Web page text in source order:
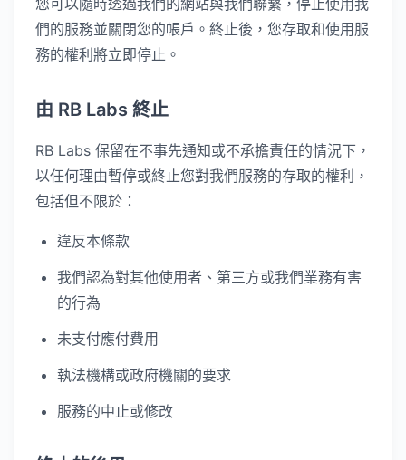
您可以隨時透過我們的網站與我們聯繫，停止使用我
們的服務並關閉您的帳戶。終止後，您存取和使用服
務的權利將立即停止。
由 RB Labs 終止
RB Labs 保留在不事先通知或不承擔責任的情況下，
以任何理由暫停或終止您對我們服務的存取的權利，
包括但不限於：
違反本條款
我們認為對其他使用者、第三方或我們業務有害
的行為
未支付應付費用
執法機構或政府機關的要求
服務的中止或修改